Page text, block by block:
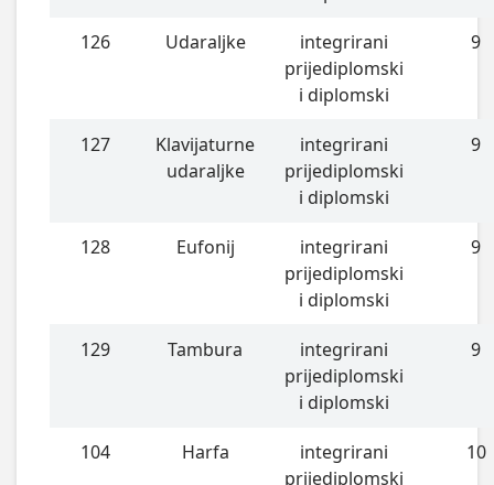
126 Udaraljke
integrirani
prijediplomski
i diplomski
9
127
Klavijaturne
udaraljke
integrirani
prijediplomski
i diplomski
9
128 Eufonij
integrirani
prijediplomski
i diplomski
9
129 Tambura
integrirani
prijediplomski
i diplomski
9
104 Harfa
integrirani
prijediplomski
10